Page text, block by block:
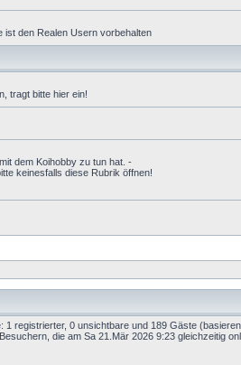
ist den Realen Usern vorbehalten
tragt bitte hier ein!
dem Koihobby zu tun hat. -
keinesfalls diese Rubrik öffnen!
1 registrierter, 0 unsichtbare und 189 Gäste
Besuchern, die am Sa 21.Mär 2026 9:23 gleichzeitig